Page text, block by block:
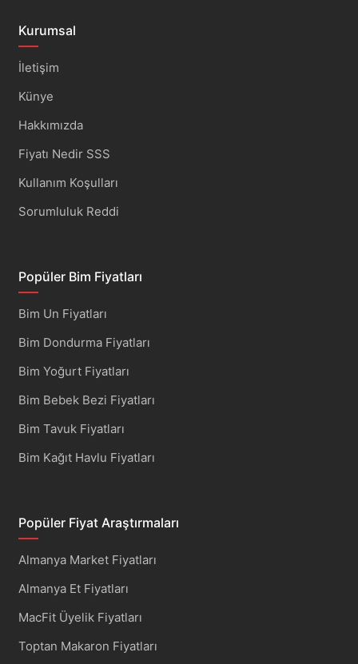
Kurumsal
İletişim
Künye
Hakkımızda
Fiyatı Nedir SSS
Kullanım Koşulları
Sorumluluk Reddi
Popüler Bim Fiyatları
Bim Un Fiyatları
Bim Dondurma Fiyatları
Bim Yoğurt Fiyatları
Bim Bebek Bezi Fiyatları
Bim Tavuk Fiyatları
Bim Kağıt Havlu Fiyatları
Popüler Fiyat Araştırmaları
Almanya Market Fiyatları
Almanya Et Fiyatları
MacFit Üyelik Fiyatları
Toptan Makaron Fiyatları